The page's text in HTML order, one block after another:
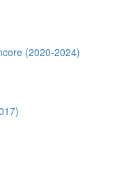
(2020-2024)